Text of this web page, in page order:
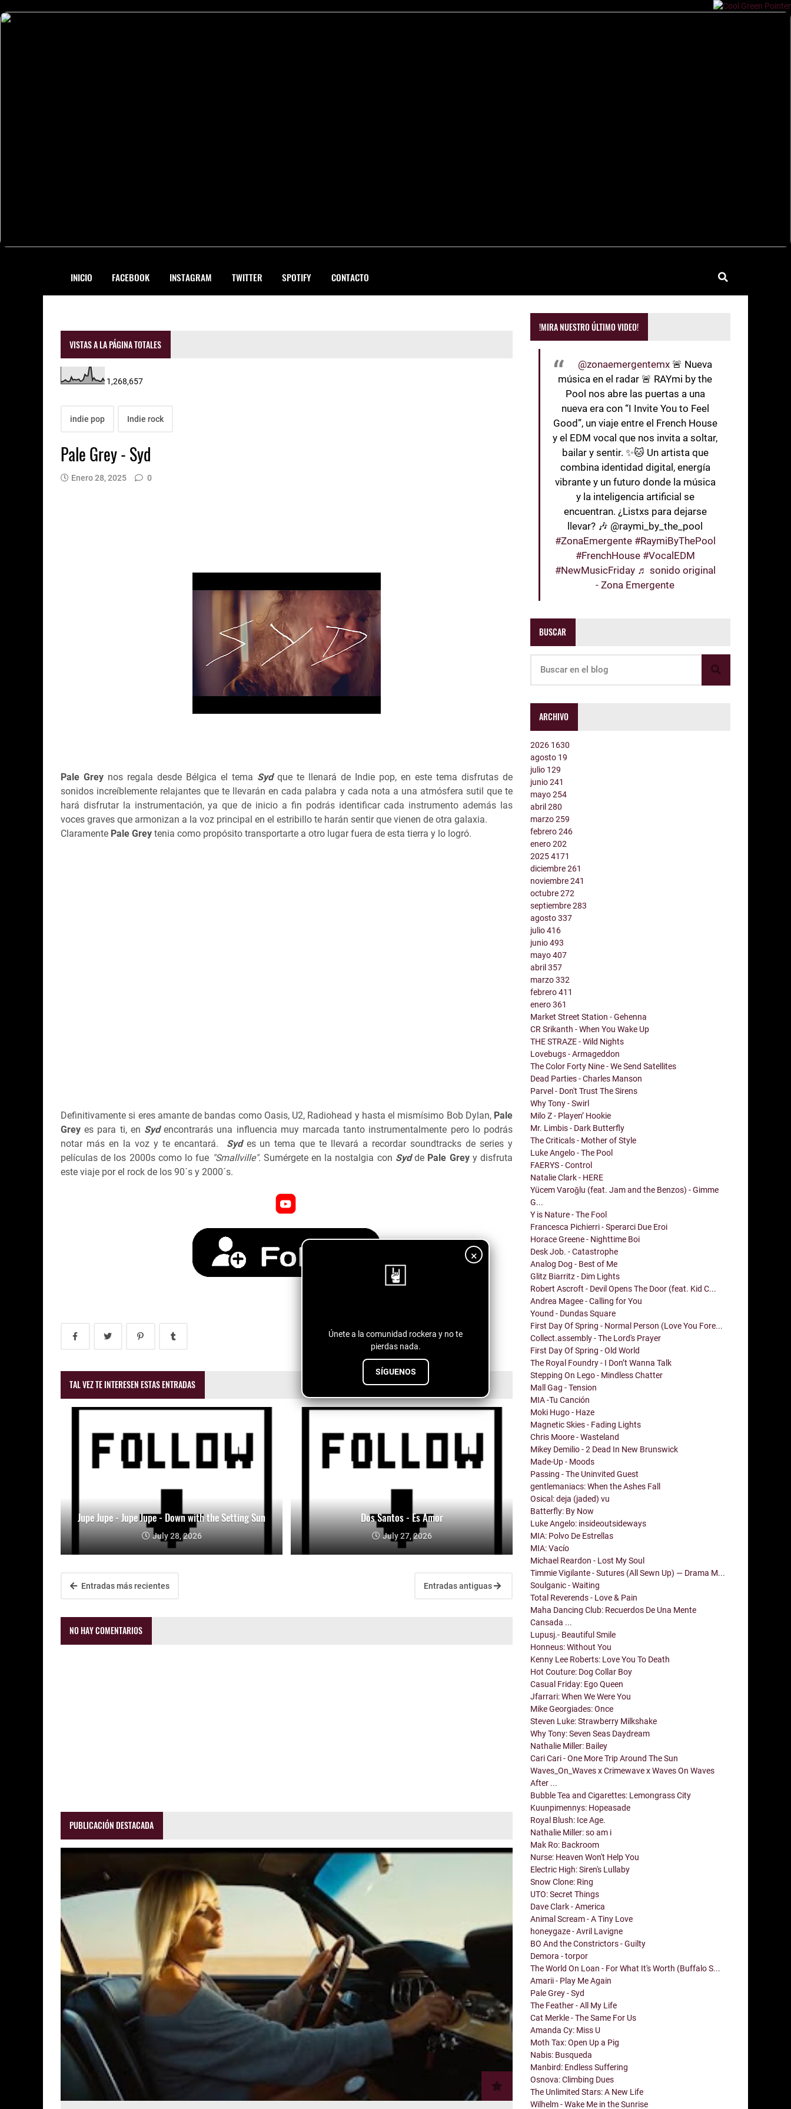
INICIO FACEBOOK INSTAGRAM TWITTER SPOTIFY CONTACTO
×
Únete a la comunidad rockera y no te
pierdas nada.
SÍGUENOS
VISTAS A LA PÁGINA TOTALES
1,268,657
indie pop Indie rock
Pale Grey - Syd
Enero 28, 2025 0
Pale Grey nos regala desde Bélgica el tema Sydque te llenará de Indie pop, en este tema disfrutas de
sonidos increíblemente relajantes que te llevarán en cada palabra y cada nota a una atmósfera sutil que te
hará disfrutar la instrumentación, ya que de inicio a fin podrás identificar cada instrumento además las
voces graves que armonizan a la voz principal en el estribillo te harán sentir que vienen de otra galaxia.
Claramente Pale Grey tenia como propósito transportarte a otro lugar fuera de esta tierra y lo logró.
Definitivamente si eres amante de bandas como Oasis, U2, Radiohead y hasta el mismísimo Bob Dylan, Pale
Grey es para ti, en Sydencontrarás una influencia muy marcada tanto instrumentalmente pero lo podrás
notar más en la voz y te encantará. Sydes un tema que te llevará a recordar soundtracks de series y
películas de los 2000s como lo fue "Smallville". Sumérgete en la nostalgia con Sydde Pale Greyy disfruta
este viaje por el rock de los 90´s y 2000´s.
TAL VEZ TE INTERESEN ESTAS ENTRADAS
Jupe Jupe - Jupe Jupe - Down with the Setting Sun
July 28, 2026
Dos Santos - Es Amor
July 27, 2026
Entradas más recientes Entradas antiguas
NO HAY COMENTARIOS
PUBLICACIÓN DESTACADA
!MIRA NUESTRO ÚLTIMO VIDEO!
@zonaemergentemx 🚨 Nueva
música en el radar 🚨 RAYmi by the
Pool nos abre las puertas a una
nueva era con “I Invite You to Feel
Good”, un viaje entre el French House
y el EDM vocal que nos invita a soltar,
bailar y sentir. ✨🐱 Un artista que
combina identidad digital, energía
vibrante y un futuro donde la música
y la inteligencia artificial se
encuentran. ¿Listxs para dejarse
llevar? 🎶 @raymi_by_the_pool
#ZonaEmergente #RaymiByThePool
#FrenchHouse #VocalEDM
#NewMusicFriday ♬ sonido original
- Zona Emergente
BUSCAR
ARCHIVO
2026 1630
agosto 19
julio 129
junio241
mayo254
abril280
marzo259
febrero246
enero202
20254171
diciembre261
noviembre241
octubre272
septiembre283
agosto337
julio416
junio493
mayo407
abril357
marzo332
febrero411
enero361
Market Street Station - Gehenna
CR Srikanth - When You Wake Up
THE STRAZE - Wild Nights
Lovebugs - Armageddon
The Color Forty Nine - We Send Satellites
Dead Parties - Charles Manson
Parvel - Don't Trust The Sirens
Why Tony - Swirl
Milo Z - Playen’ Hookie
Mr. Limbis - Dark Butterfly
The Criticals - Mother of Style
Luke Angelo - The Pool
FAERYS - Control
Natalie Clark - HERE
Yücem Varoğlu (feat. Jam and the Benzos) - Gimme
G...
Y is Nature - The Fool
Francesca Pichierri - Sperarci Due Eroi
Horace Greene - Nighttime Boi
Desk Job. - Catastrophe
Analog Dog - Best of Me
Glitz Biarritz - Dim Lights
Robert Ascroft - Devil Opens The Door (feat. Kid C...
Andrea Magee - Calling for You
Yound - Dundas Square
First Day Of Spring - Normal Person (Love You Fore...
Collect.assembly - The Lord's Prayer
First Day Of Spring - Old World
The Royal Foundry - I Don’t Wanna Talk
Stepping On Lego - Mindless Chatter
Mall Gag - Tension
MIA -Tu Canción
Moki Hugo - Haze
Magnetic Skies - Fading Lights
Chris Moore - Wasteland
Mikey Demilio - 2 Dead In New Brunswick
Made-Up - Moods
Passing - The Uninvited Guest
gentlemaniacs: When the Ashes Fall
Osical: deja (jaded) vu
Batterfly: By Now
Luke Angelo: insideoutsideways
MIA: Polvo De Estrellas
MIA: Vacío
Michael Reardon - Lost My Soul
Timmie Vigilante - Sutures (All Sewn Up) — Drama M...
Soulganic - Waiting
Total Reverends - Love & Pain
Maha Dancing Club: Recuerdos De Una Mente
Cansada ...
Lupusj.- Beautiful Smile
Honneus: Without You
Kenny Lee Roberts: Love You To Death
Hot Couture: Dog Collar Boy
Casual Friday: Ego Queen
Jfarrari: When We Were You
Mike Georgiades: Once
Steven Luke: Strawberry Milkshake
Why Tony: Seven Seas Daydream
Nathalie Miller: Bailey
Cari Cari - One More Trip Around The Sun
Waves_On_Waves x Crimewave x Waves On Waves
After ...
Bubble Tea and Cigarettes: Lemongrass City
Kuunpimennys: Hopeasade
Royal Blush: Ice Age.
Nathalie Miller: so am i
Mak Ro: Backroom
Nurse: Heaven Won't Help You
Electric High: Siren's Lullaby
Snow Clone: Ring
UTO: Secret Things
Dave Clark - America
Animal Scream - A Tiny Love
honeygaze - Avril Lavigne
BO And the Constrictors - Guilty
Demora - torpor
The World On Loan - For What It's Worth (Buffalo S...
Amarii - Play Me Again
Pale Grey - Syd
The Feather - All My Life
Cat Merkle - The Same For Us
Amanda Cy: Miss U
Moth Tax: Open Up a Pig
Nabis: Busqueda
Manbird: Endless Suffering
Osnova: Climbing Dues
The Unlimited Stars: A New Life
Wilhelm - Wake Me in the Sunrise